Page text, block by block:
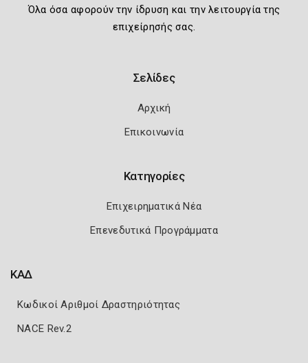
Όλα όσα αφορούν την ίδρυση και την λειτουργία της
επιχείρησής σας.
Σελίδες
Αρχική
Επικοινωνία
Κατηγορίες
Επιχειρηματικά Νέα
Επενεδυτικά Προγράμματα
ΚΑΔ
Κωδικοί Αριθμοί Δραστηριότητας
NACE Rev.2